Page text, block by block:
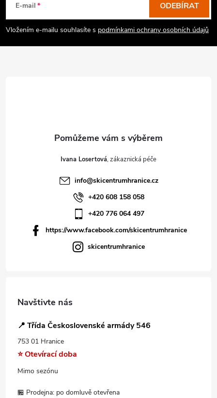
E-mail
Vložením e-mailu souhlasíte s podmínkami ochrany osobních údajů
ODEBÍRAT
Ivana Losertová
info@skicentrumhranice.cz
+420 608 158 058
+420 776 064 497
https://www.facebook.com/skicentrumhranice
skicentrumhranice
Navštivte nás
📍 Třída Československé armády 546
753 01 Hranice
⭐ Otevírací doba
Mimo sezónu
🏪 Prodejna: po domluvě otevřena